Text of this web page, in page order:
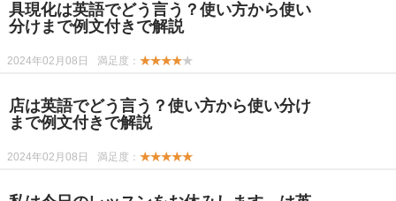
具現化は英語でどう言う？使い方から使い
分けまで例文付きで解説
2024年02月08日 満足度： ★★★★★
店は英語でどう言う？使い方から使い分け
まで例文付きで解説
2024年02月08日 満足度： ★★★★★